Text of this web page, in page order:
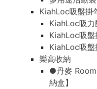
KiahLoc吸盤掛
KiahLoc吸力
KiahLoc吸
KiahLoc吸
樂高收納
●丹麥
納盒】